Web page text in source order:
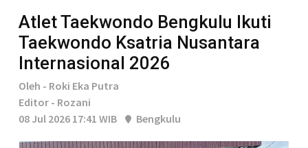
Atlet Taekwondo Bengkulu Ikuti
Taekwondo Ksatria Nusantara
Internasional 2026
Oleh - Roki Eka Putra
Editor - Rozani
08 Jul 2026 17:41 WIB
Bengkulu